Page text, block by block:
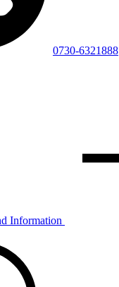
0730-6321888
Information